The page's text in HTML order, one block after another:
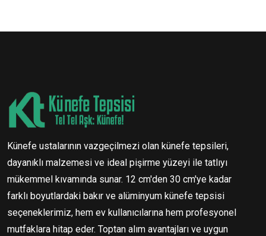
Künefe ustalarının vazgeçilmezi olan künefe tepsileri,
dayanıklı malzemesi ve ideal pişirme yüzeyi ile tatlıyı
mükemmel kıvamında sunar. 12 cm'den 30 cm'ye kadar
farklı boyutlardaki bakır ve alüminyum künefe tepsisi
seçeneklerimiz, hem ev kullanıcılarına hem profesyonel
mutfaklara hitap eder. Toptan alım avantajları ve uygun